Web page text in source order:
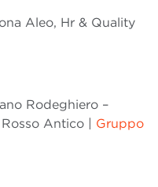
Aleo, Hr & Quality
Rodeghiero –
Antico | Gruppo